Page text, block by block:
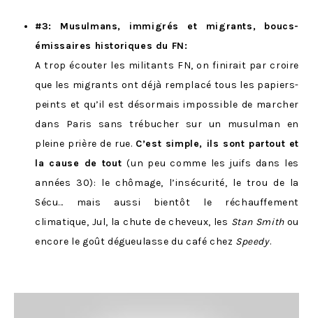
#3: Musulmans, immigrés et migrants, boucs-
émissaires historiques du FN:
A trop écouter les militants FN, on finirait par croire
que les migrants ont déjà remplacé tous les papiers-
peints et qu’il est désormais impossible de marcher
dans Paris sans trébucher sur un musulman en
pleine prière de rue. C’est simple, ils sont partout et
la cause de tout(un peu comme les juifs dans les
années 30): le chômage, l’insécurité, le trou de la
Sécu… mais aussi bientôt le réchauffement
climatique, Jul, la chute de cheveux, les Stan Smithou
encore le goût dégueulasse du café chez Speedy.